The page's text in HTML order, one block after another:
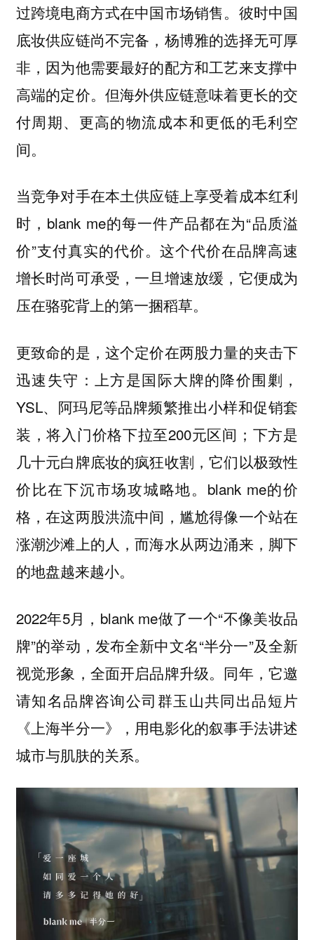
过跨境电商方式在中国市场销售。彼时中国
底妆供应链尚不完备，杨博雅的选择无可厚
非，因为他需要最好的配方和工艺来支撑中
高端的定价。但海外供应链意味着更长的交
付周期、更高的物流成本和更低的毛利空
间。
当竞争对手在本土供应链上享受着成本红利
时，blank me的每一件产品都在为“品质溢
价”支付真实的代价。这个代价在品牌高速
增长时尚可承受，一旦增速放缓，它便成为
压在骆驼背上的第一捆稻草。
更致命的是，这个定价在两股力量的夹击下
迅速失守：上方是国际大牌的降价围剿，
YSL、阿玛尼等品牌频繁推出小样和促销套
装，将入门价格下拉至200元区间；下方是
几十元白牌底妆的疯狂收割，它们以极致性
价比在下沉市场攻城略地。blank me的价
格，在这两股洪流中间，尴尬得像一个站在
涨潮沙滩上的人，而海水从两边涌来，脚下
的地盘越来越小。
2022年5月，blank me做了一个“不像美妆品
牌”的举动，发布全新中文名“半分一”及全新
视觉形象，全面开启品牌升级。同年，它邀
请知名品牌咨询公司群玉山共同出品短片
《上海半分一》，用电影化的叙事手法讲述
城市与肌肤的关系。